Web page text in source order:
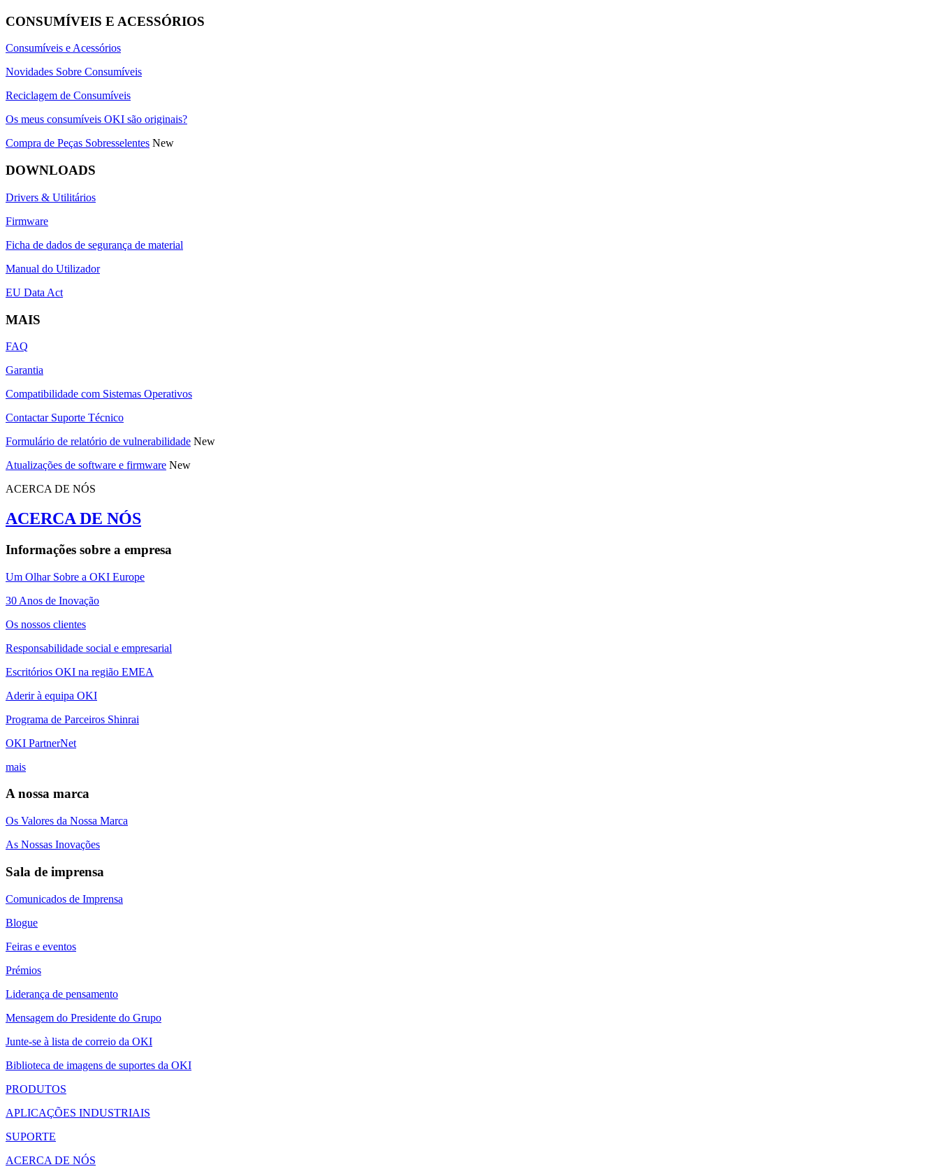
CONSUMÍVEIS E ACESSÓRIOS
Consumíveis e Acessórios
Novidades Sobre Consumíveis
Reciclagem de Consumíveis
Os meus consumíveis OKI são originais?
Compra de Peças Sobresselentes New
DOWNLOADS
Drivers & Utilitários
Firmware
Ficha de dados de segurança de material
Manual do Utilizador
EU Data Act
MAIS
FAQ
Garantia
Compatibilidade com Sistemas Operativos
Contactar Suporte Técnico
Formulário de relatório de vulnerabilidade New
Atualizações de software e firmware New
ACERCA DE NÓS
ACERCA DE NÓS
Informações sobre a empresa
Um Olhar Sobre a OKI Europe
30 Anos de Inovação
Os nossos clientes
Responsabilidade social e empresarial
Escritórios OKI na região EMEA
Aderir à equipa OKI
Programa de Parceiros Shinrai
OKI PartnerNet
mais
A nossa marca
Os Valores da Nossa Marca
As Nossas Inovações
Sala de imprensa
Comunicados de Imprensa
Blogue
Feiras e eventos
Prémios
Liderança de pensamento
Mensagem do Presidente do Grupo
Junte-se à lista de correio da OKI
Biblioteca de imagens de suportes da OKI
PRODUTOS
APLICAÇÕES INDUSTRIAIS
SUPORTE
ACERCA DE NÓS